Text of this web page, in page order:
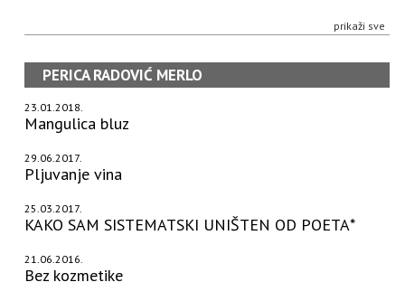
prikaži sve
PERICA RADOVIĆ MERLO
23.01.2018.
Mangulica bluz
29.06.2017.
Pljuvanje vina
25.03.2017.
KAKO SAM SISTEMATSKI UNIŠTEN OD POETA*
21.06.2016.
Bez kozmetike